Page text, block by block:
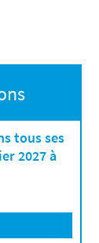
tous ses
2027 à